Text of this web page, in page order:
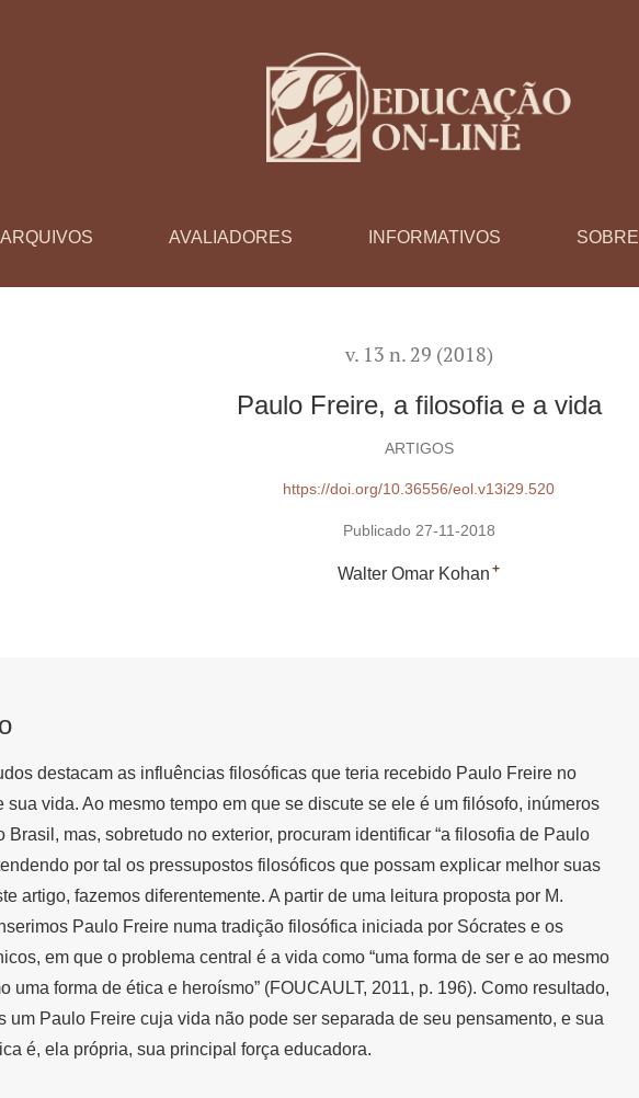
ARQUIVOS AVALIADORES INFORMATIVOS SOBRE
v. 13 n. 29 (2018)
Paulo Freire, a filosofia e a vida
ARTIGOS
https://doi.org/10.36556/eol.v13i29.520
Publicado 27-11-2018
Walter Omar Kohan +
destacam as influências filosóficas que teria recebido Paulo Freire no
sua vida. Ao mesmo tempo em que se discute se ele é um filósofo, inúmeros
Brasil, mas, sobretudo no exterior, procuram identificar “a filosofia de Paulo
por tal os pressupostos filosóficos que possam explicar melhor suas
artigo, fazemos diferentemente. A partir de uma leitura proposta por M.
Paulo Freire numa tradição filosófica iniciada por Sócrates e os
em que o problema central é a vida como “uma forma de ser e ao mesmo
uma forma de ética e heroísmo” (FOUCAULT, 2011, p. 196). Como resultado,
um Paulo Freire cuja vida não pode ser separada de seu pensamento, e sua
é, ela própria, sua principal força educadora.